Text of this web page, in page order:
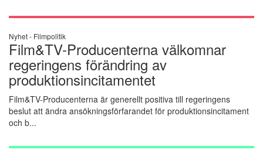
Nyhet - Filmpolitik
Film&TV-Producenterna välkomnar
regeringens förändring av
produktionsincitamentet
Film&TV-Producenterna är generellt positiva till regeringens
beslut att ändra ansökningsförfarandet för produktionsincitament
och b...